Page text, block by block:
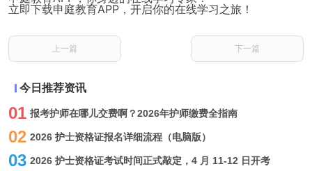
立即下载申庭教育APP，开启你的在线学习之旅！
上一篇 下一篇
今日推荐资讯
01 报考护师在哪儿交费啊？2026年护师缴费全指南
02 2026 护士资格证报名详细流程（电脑版）
03 2026 护士资格证考试时间正式敲定，4 月 11-12 日开考